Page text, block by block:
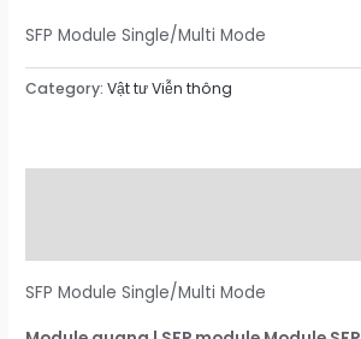
SFP Module Single/Multi Mode
Category:Vật tư Viễn thông
SFP Module Single/Multi Mode